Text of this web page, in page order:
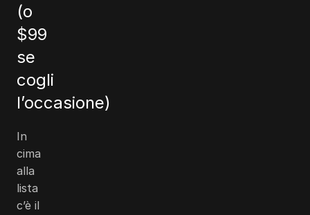
(o
$99
se
cogli
l’occasione)
In
cima
alla
lista
c’è il